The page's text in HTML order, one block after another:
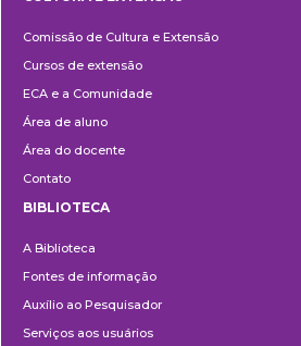
e
Extensão
Comissão de Cultura e Extensão
Cursos de extensão
ECA e a Comunidade
Área de aluno
Área do docente
Contato
BIBLIOTECA
A Biblioteca
Fontes de informação
Auxílio ao Pesquisador
Serviços aos usuários